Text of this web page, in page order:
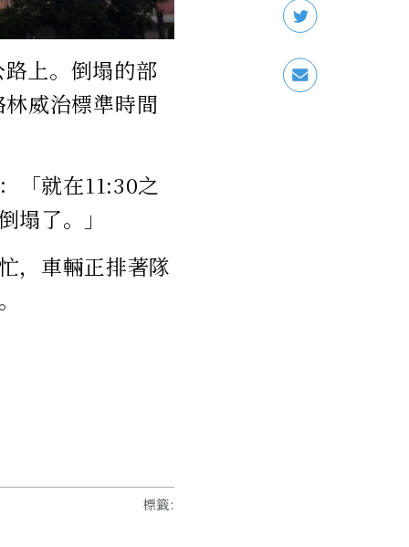
上。倒塌的部
威治標準時間
「就在11:30之
了。」
，車輛正排著隊
標籤: